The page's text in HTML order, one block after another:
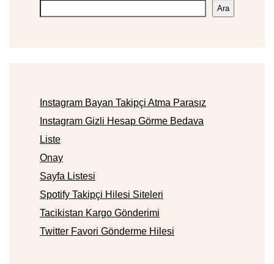
Ara
Instagram Bayan Takipçi Atma Parasız
Instagram Gizli Hesap Görme Bedava
Liste
Onay
Sayfa Listesi
Spotify Takipçi Hilesi Siteleri
Tacikistan Kargo Gönderimi
Twitter Favori Gönderme Hilesi